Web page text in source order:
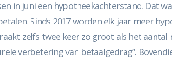
in juni een hypotheekachterstand. Dat
Sinds 2017 worden elk jaar meer
zelfs twee keer zo groot als het aantal
verbetering van betaalgedrag”.